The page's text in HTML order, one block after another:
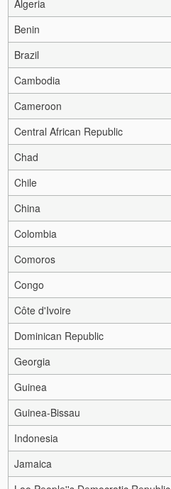
Algeria
Benin
Brazil
Cambodia
Cameroon
Central African Republic
Chad
Chile
China
Colombia
Comoros
Congo
Côte d'Ivoire
Dominican Republic
Georgia
Guinea
Guinea-Bissau
Indonesia
Jamaica